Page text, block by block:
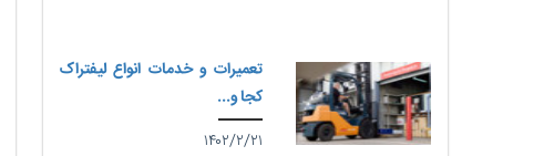
تعمیرات و خدمات انواع لیفتراک
کجا و...
۱۴۰۲/۲/۲۱